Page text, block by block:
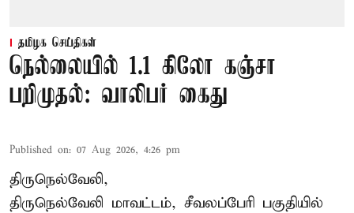
தமிழக செய்திகள்
நெல்லையில் 1.1 கிலோ கஞ்சா
பறிமுதல்: வாலிபர் கைது
Published on: 07 Aug 2026, 4:26 pm
திருநெல்வேலி,
திருநெல்வேலி மாவட்டம், சீவலப்பேரி பகுதியில்